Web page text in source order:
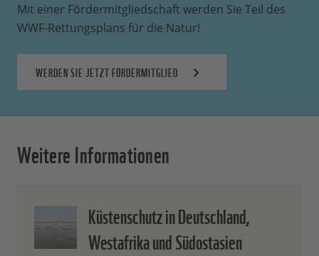
Mit einer Fördermitgliedschaft werden Sie Teil des
WWF-Rettungsplans für die Natur!
WERDEN SIE JETZT FÖRDERMITGLIED
Weitere Informationen
Küstenschutz in Deutschland,
Westafrika und Südostasien